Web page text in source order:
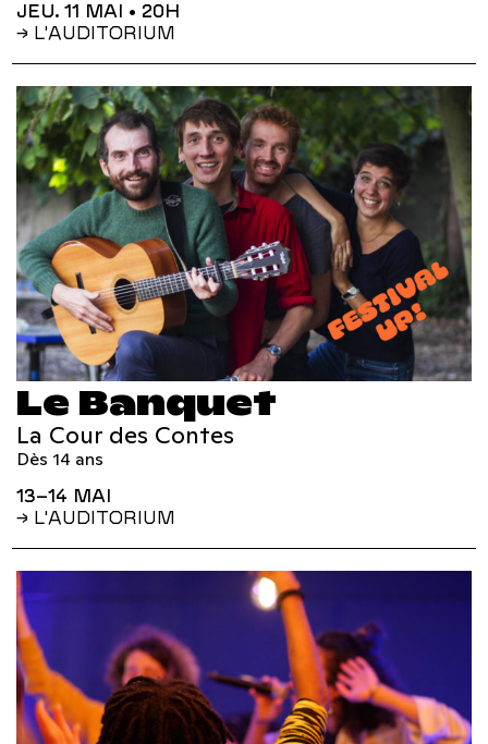
JEU. 11 MAI • 20H
→ L'AUDITORIUM
Le Banquet
La Cour des Contes
Dès 14 ans
13–14 MAI
→ L'AUDITORIUM